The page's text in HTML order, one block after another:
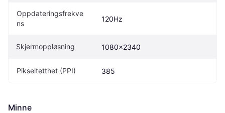
Oppdateringsfrekve
ns
120Hz
Skjermoppløsning 1080x2340
Pikseltetthet (PPI) 385
Minne